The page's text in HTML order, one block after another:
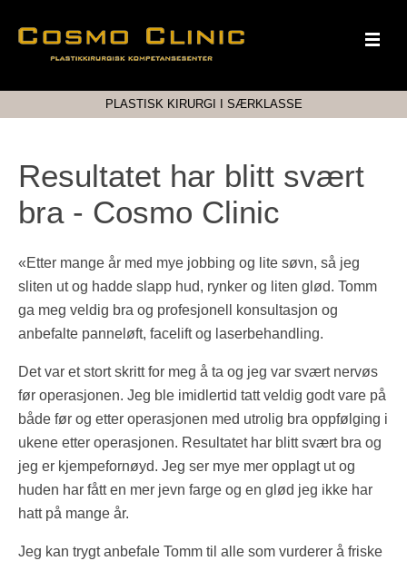
PLASTISK KIRURGI I SÆRKLASSE
Resultatet har blitt svært
bra - Cosmo Clinic
«Etter mange år med mye jobbing og lite søvn, så jeg
sliten ut og hadde slapp hud, rynker og liten glød. Tomm
ga meg veldig bra og profesjonell konsultasjon og
anbefalte panneløft, facelift og laserbehandling.
Det var et stort skritt for meg å ta og jeg var svært nervøs
før operasjonen. Jeg ble imidlertid tatt veldig godt vare på
både før og etter operasjonen med utrolig bra oppfølging i
ukene etter operasjonen. Resultatet har blitt svært bra og
jeg er kjempefornøyd. Jeg ser mye mer opplagt ut og
huden har fått en mer jevn farge og en glød jeg ikke har
hatt på mange år.
Jeg kan trygt anbefale Tomm til alle som vurderer å friske